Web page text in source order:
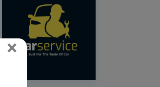
× Close